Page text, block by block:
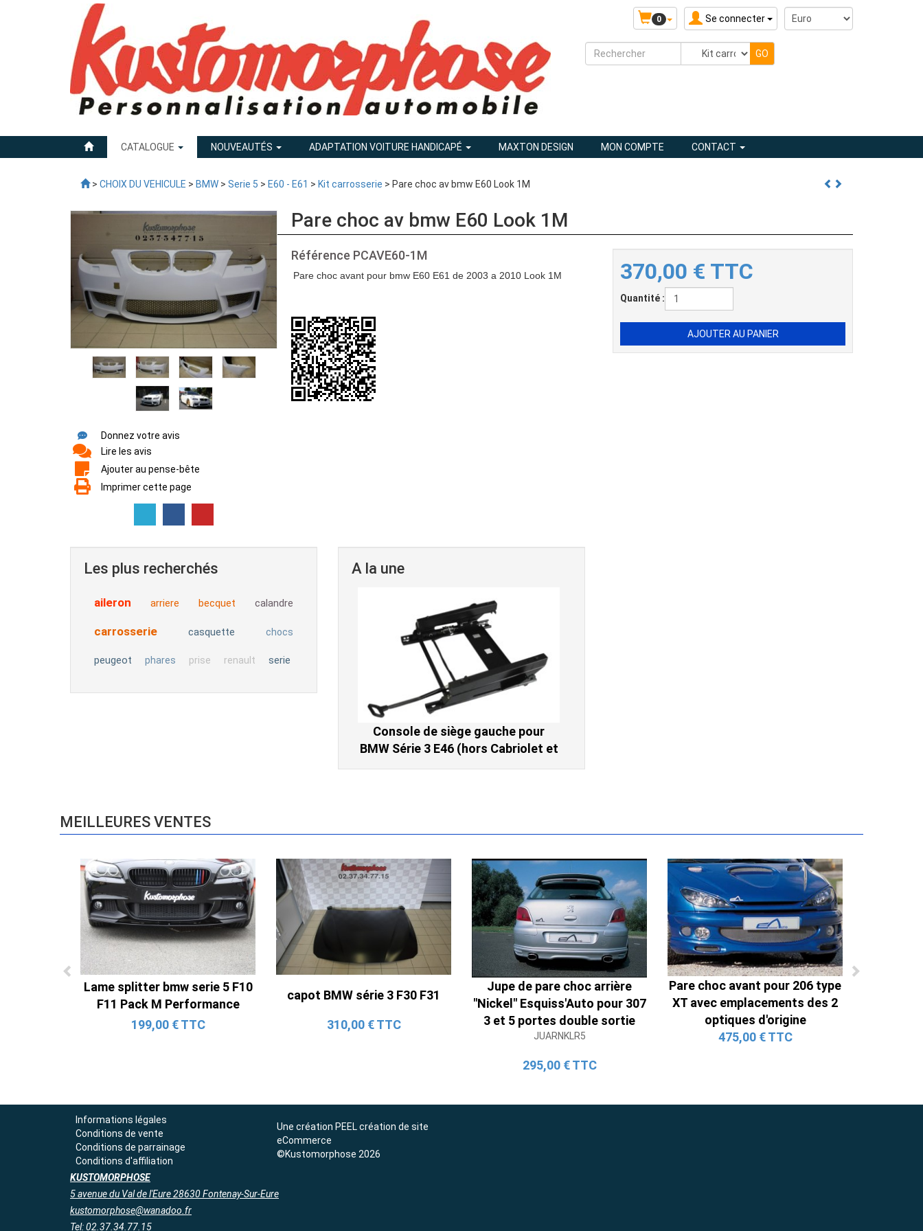
Se connecter
0
CATALOGUE NOUVEAUTÉS ADAPTATION VOITURE HANDICAPÉ MAXTON DESIGN MON COMPTE CONTACT
> CHOIX DU VEHICULE > BMW > Serie 5 > E60 - E61 > Kit carrosserie > Pare choc av bmw E60 Look 1M
Donnez votre avis
Lire les avis
Ajouter au pense-bête
Imprimer cette page
Pare choc av bmw E60 Look 1M
370,00 € TTC
Quantité :
Référence PCAVE60-1M
Pare choc avant pour bmw E60 E61 de 2003 a 2010 Look 1M
Les plus recherchés
aileron arriere becquet calandre
carrosserie casquette chocs
peugeot phares prise renault serie
A la une
Ligne Cat-Back Active 4 Sorties
avec Tube en H pour Ford Mustang
GT & V6 (2015-2023)
2 690,00 € TTC
Console de siège gauche pour
BMW Série 3 E46 (hors Cabriolet et
MEILLEURES VENTES
Lame splitter bmw serie 5 F10
F11 Pack M Performance
199,00 € TTC
capot BMW série 3 F30 F31
310,00 € TTC
Jupe de pare choc arrière
"Nickel" Esquiss'Auto pour 307
3 et 5 portes double sortie
JUARNKLR5
295,00 € TTC
Pare choc avant pour 206 type
XT avec emplacements des 2
optiques d'origine
475,00 € TTC
Informations légales
Conditions de vente
Conditions de parrainage
Conditions d'affiliation
Une création PEEL création de site
eCommerce
©Kustomorphose 2026
KUSTOMORPHOSE
5 avenue du Val de l'Eure 28630 Fontenay-Sur-Eure
kustomorphose@wanadoo.fr
Tel: 02.37.34.77.15